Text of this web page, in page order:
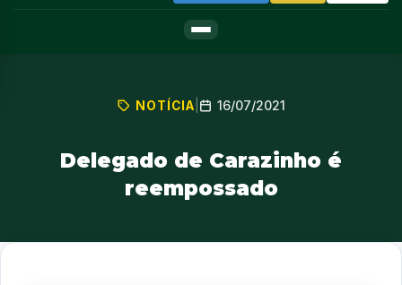
NOTÍCIA 16/07/2021
Delegado de Carazinho é
reempossado